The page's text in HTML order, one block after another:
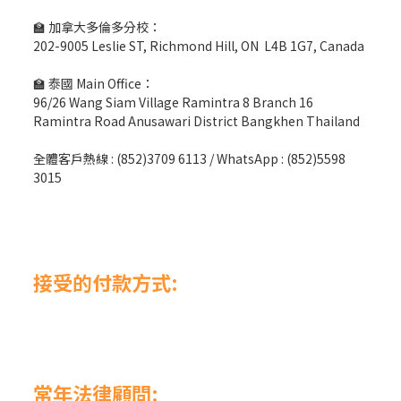
🏫 加拿大多倫多分校：
202-9005 Leslie ST, Richmond Hill, ON L4B 1G7, Canada
🏫 泰國 Main Office：
96/26 Wang Siam Village Ramintra 8 Branch 16
Ramintra Road Anusawari District Bangkhen Thailand
全體客戶熱線 : (852)3709 6113 / WhatsApp : (852)5598
3015
接受的付款方式:
常年法律顧問: